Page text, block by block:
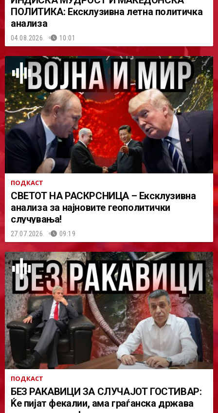
ПОЛИТИКА: Ексклузивна летна политичка
анализа
04.08.2026. 10:01
ПОДКАСТ
СВЕТОТ НА РАСКРСНИЦА – Ексклузивна
анализа за најновите геополитички
случувања!
27.07.2026. 09:19
ПОДКАСТ
БЕЗ РАКАВИЦИ ЗА СЛУЧАЈОТ ГОСТИВАР:
Ќе пијат фекалии, ама граѓанска држава